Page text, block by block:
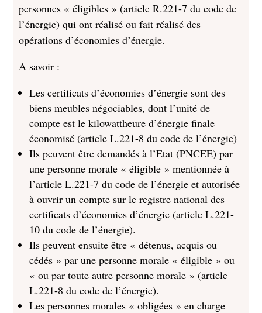
personnes « éligibles » (article R.221-7 du code de
l’énergie) qui ont réalisé ou fait réalisé des
opérations d’économies d’énergie.
A savoir :
Les certificats d’économies d’énergie sont des
biens meubles négociables, dont l’unité de
compte est le kilowattheure d’énergie finale
économisé (article L.221-8 du code de l’énergie)
Ils peuvent être demandés à l’Etat (PNCEE) par
une personne morale « éligible » mentionnée à
l’article L.221-7 du code de l’énergie et autorisée
à ouvrir un compte sur le registre national des
certificats d’économies d’énergie (article L.221-
10 du code de l’énergie).
Ils peuvent ensuite être « détenus, acquis ou
cédés » par une personne morale « éligible » ou
« ou par toute autre personne morale » (article
L.221-8 du code de l’énergie).
Les personnes morales « obligées » en charge